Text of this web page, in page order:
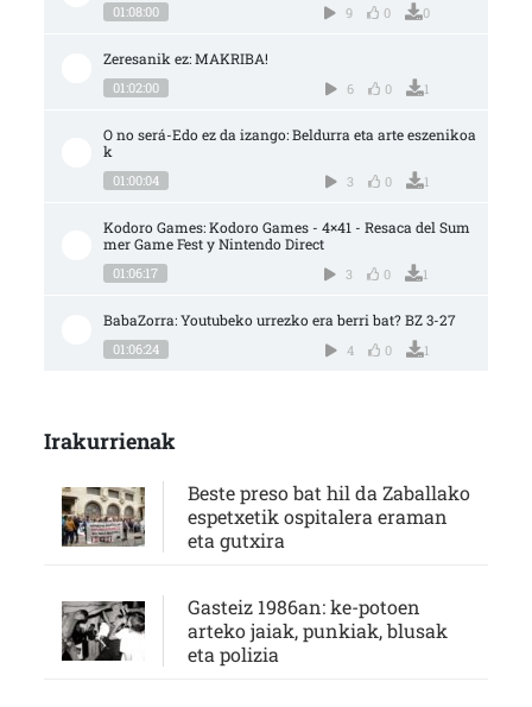
01:08:00 9 0 0
Zeresanik ez: MAKRIBA!
01:02:00 6 0 1
O no será-Edo ez da izango: Beldurra eta arte eszenikoa
k
01:00:04 3 0 1
Kodoro Games: Kodoro Games - 4×41 - Resaca del Sum
mer Game Fest y Nintendo Direct
01:06:17 3 0 1
BabaZorra: Youtubeko urrezko era berri bat? BZ 3-27
01:06:24 4 0 1
Irakurrienak
Beste preso bat hil da Zaballako
espetxetik ospitalera eraman
eta gutxira
Gasteiz 1986an: ke-potoen
arteko jaiak, punkiak, blusak
eta polizia